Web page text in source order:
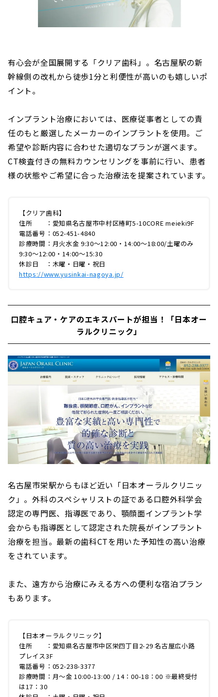
有心会が全国展開する「クリア歯科」。名古屋駅の新
幹線側の改札から徒歩1分と利便性が高いのも嬉しいポ
イント。
インプラント治療においては、医療従事者としての責
任のもと厳選したメーカーのインプラントを使用。ご
希望や診断内容に合わせた適切なプランが選べます。
CT検査付きの無料カウンセリングを事前に行い、患者
様の状態やご希望に合った治療法を提案されています。
【クリア歯科】
住所 ：愛知県名古屋市中村区椿町5-10CORE meieki9F
電話番号：052-451-4840
診療時間：月火水金 9:30〜12:00・14:00〜18:00/土曜のみ
9:30〜12:00・14:00〜15:30
休診日 ：木曜・日曜・祝日
https://www.yusinkai-nagoya.jp/
口腔キュア・ケアのエキスパートが担当！「日本オー
ラルクリニック」
名古屋市栄駅からもほど近い「日本オーラルクリニッ
ク」。外科のスペシャリストの証である口腔外科学会
認定の専門医、指導医であり、顎顔面インプラント学
会からも指導医として認定された院長がインプラント
治療を担当。最新の歯科CTを用いた予知性の高い治療
をされています。
また、遠方から治療にみえる方への便利な宿泊プラン
もあります。
【日本オーラルクリニック】
住所 ：愛知県名古屋市中区栄四丁目2-29 名古屋広小路
プレイス3F
電話番号：052-238-3377
診療時間：月～金 10:00-13:00 / 14：00-18：00 ※最終受付
は17：30